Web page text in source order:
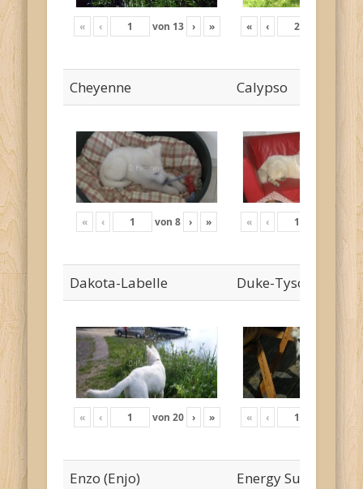
« ‹ von 13 › » « ‹ ›
Cheyenne Calypso
« ‹ von8 › » « ‹
Dakota-Labelle Duke-Tyson
« ‹ von 20 › » « ‹
Enzo (Enjo) Energy Sunny